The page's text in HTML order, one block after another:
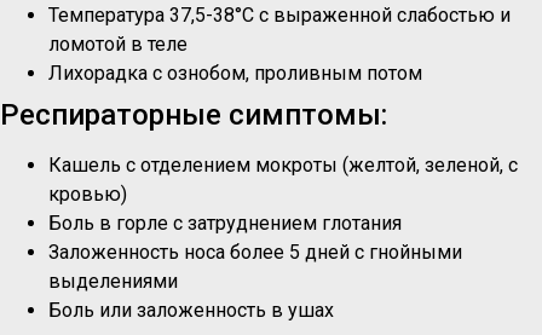
Температура 37,5-38°C с выраженной слабостью и
ломотой в теле
Лихорадка с ознобом, проливным потом
Респираторные симптомы:
Кашель с отделением мокроты (желтой, зеленой, с
кровью)
Боль в горле с затруднением глотания
Заложенность носа более 5 дней с гнойными
выделениями
Боль или заложенность в ушах